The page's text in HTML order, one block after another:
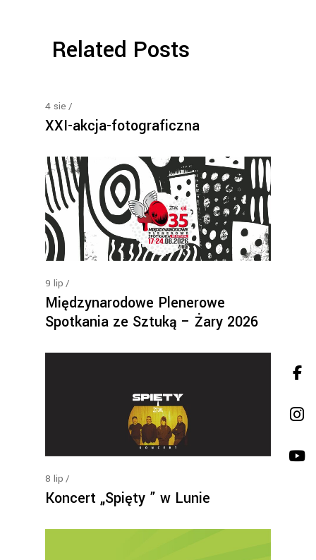
Related Posts
4 sie
XXI-akcja-fotograficzna
9 lip
Międzynarodowe Plenerowe
Spotkania ze Sztuką – Żary 2026
8 lip
Koncert „Spięty ” w Lunie